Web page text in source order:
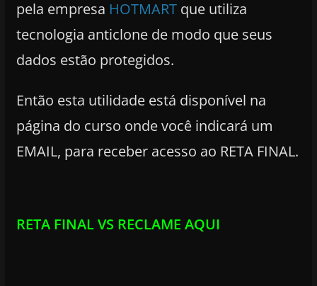
pela empresa HOTMART que utiliza
tecnologia anticlone de modo que seus
dados estão protegidos.
Então esta utilidade está disponível na
página do curso onde você indicará um
EMAIL, para receber acesso ao RETA FINAL.
RETA FINAL VS RECLAME AQUI